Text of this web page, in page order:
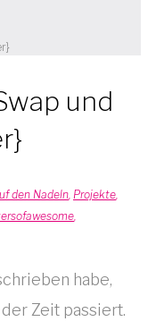
und
den Nadeln, Projekte,
,
Zeit passiert.